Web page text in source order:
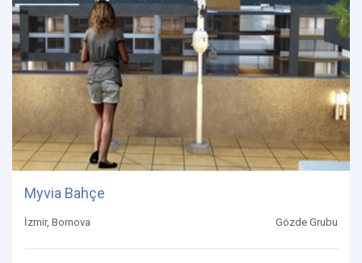
Myvia Bahçe
İzmir, Bornova Gözde Grubu